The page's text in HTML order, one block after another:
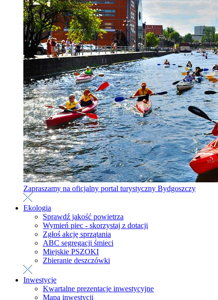
Zapraszamy na oficjalny portal turystyczny Bydgoszczy
Ekologia
Sprawdź jakość powietrza
Wymień piec - skorzystaj z dotacji
Zgłoś akcję sprzątania
ABC segregacji śmieci
Miejskie PSZOKI
Zbieranie deszczówki
Inwestycje
Kwartalne prezentacje inwestycyjne
Mapa inwestycji